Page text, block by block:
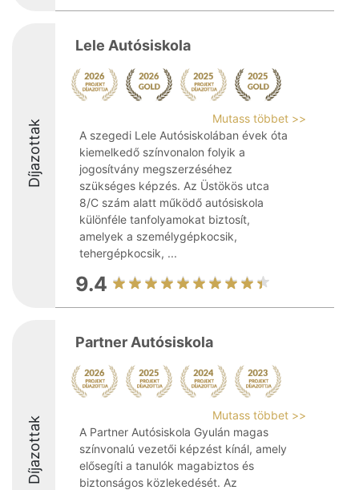
Díjazottak
Lele Autósiskola
Mutass többet >>
A szegedi Lele Autósiskolában évek óta
kiemelkedő színvonalon folyik a
jogosítvány megszerzéséhez
szükséges képzés. Az Üstökös utca
8/C szám alatt működő autósiskola
különféle tanfolyamokat biztosít,
amelyek a személygépkocsik,
tehergépkocsik, ...
9.4
Díjazottak
Partner Autósiskola
Mutass többet >>
A Partner Autósiskola Gyulán magas
színvonalú vezetői képzést kínál, amely
elősegíti a tanulók magabiztos és
biztonságos közlekedését. Az